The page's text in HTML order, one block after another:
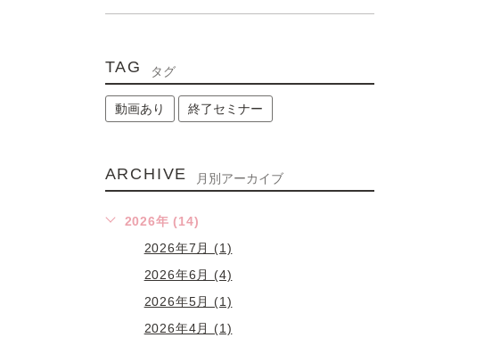
TAG タグ
動画あり 終了セミナー
ARCHIVE 月別アーカイブ
2026年 (14)
2026年7月 (1)
2026年6月 (4)
2026年5月 (1)
2026年4月 (1)